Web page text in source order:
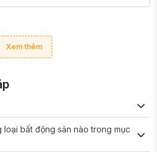
Xem thêm
loại bất động sản nào trong mục